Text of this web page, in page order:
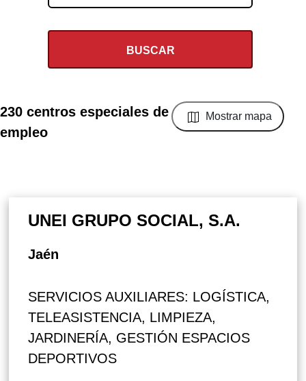
Mostrar mapa
230 centros especiales de
empleo
UNEI GRUPO SOCIAL, S.A.
Jaén
SERVICIOS AUXILIARES: LOGÍSTICA,
TELEASISTENCIA, LIMPIEZA,
JARDINERÍA, GESTIÓN ESPACIOS
DEPORTIVOS